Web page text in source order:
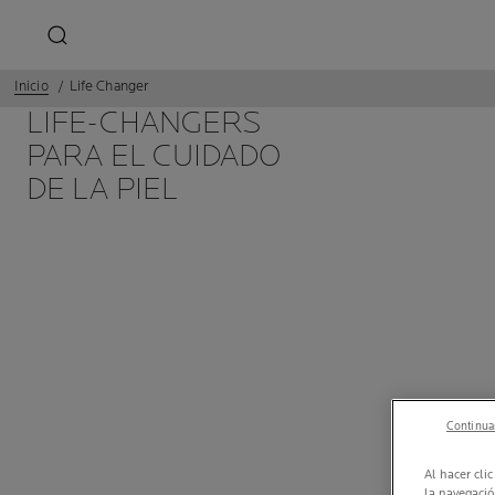
Inicio Life Changer
LIFE-CHANGERS
PARA EL CUIDADO
DE LA PIEL
Al hacer clic